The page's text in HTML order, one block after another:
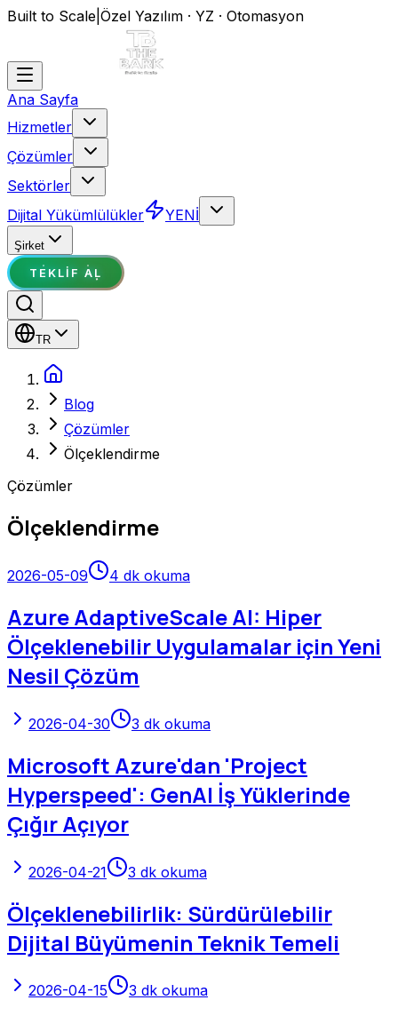
Built to Scale Özel Yazılım · YZ · Otomasyon
Ana Sayfa
Hizmetler
Çözümler
Sektörler
Dijital Yükümlülükler
YENİ
Şirket
TEKLIF AL
TR
Blog
Çözümler
Ölçeklendirme
Çözümler
Ölçeklendirme
2026-05-09 4 dk okuma
Azure AdaptiveScale AI: Hiper
Ölçeklenebilir Uygulamalar için Yeni
Nesil Çözüm
2026-04-30 3 dk okuma
Microsoft Azure'dan 'Project
Hyperspeed': GenAI İş Yüklerinde
Çığır Açıyor
2026-04-21 3 dk okuma
Ölçeklenebilirlik: Sürdürülebilir
Dijital Büyümenin Teknik Temeli
2026-04-15 3 dk okuma